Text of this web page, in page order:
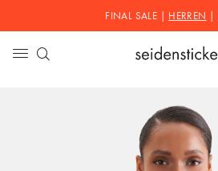
FINAL SALE | HERREN